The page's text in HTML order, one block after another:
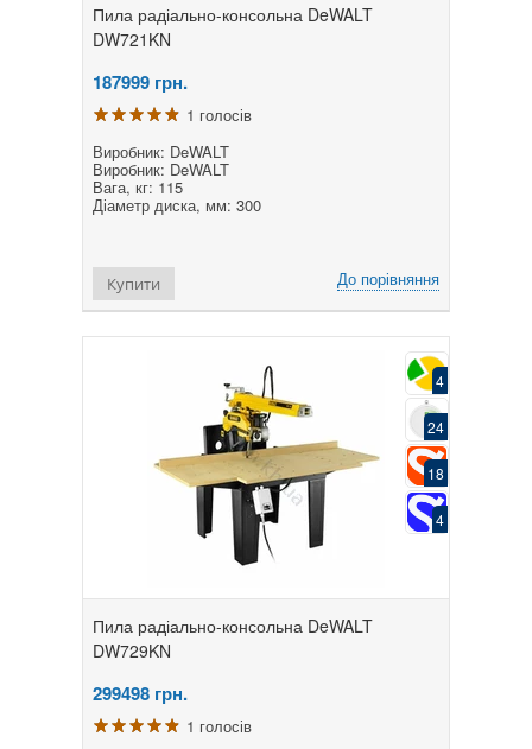
Пила радіально-консольна DeWALT
DW721KN
187999 грн.
1 голосів
Виробник: DeWALT
Виробник: DeWALT
Вага, кг: 115
Діаметр диска, мм: 300
До порівняння
Купити
4
24
18
4
Пила радіально-консольна DeWALT
DW729KN
299498 грн.
1 голосів